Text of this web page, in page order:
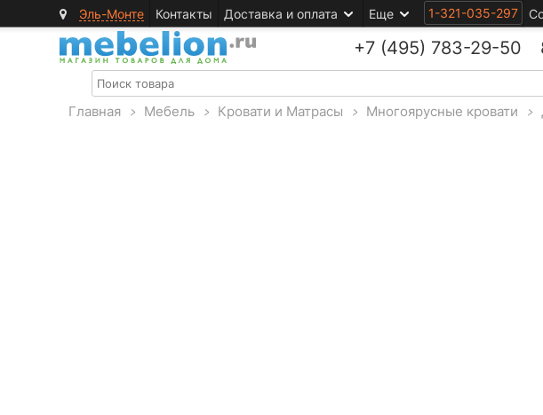
Эль-Монте Контакты Доставка и оплата Еще 1-321-035-297
+7 (495) 783-29-50
Главная > Мебель > Кровати и Матрасы > Многоярусные кровати >